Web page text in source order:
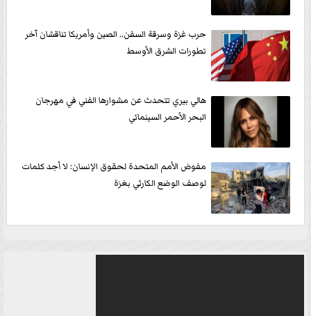
حرب غزة وسرقة السفن.. الصين وأمريكا تناقشان آخر
تطورات الشرق الأوسط
هالي بيري تتحدث عن مشوارها الفني في مهرجان
البحر الأحمر السينمائي
مفوض الأمم المتحدة لحقوق الإنسان: لا أجد كلمات
لوصف الوضع الكارثي بغزة